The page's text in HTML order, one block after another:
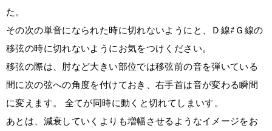
た。
その次の単音になられた時に切れないようにと、Ｄ線⇄Ｇ線の
移弦の時に切れないようにお気をつけください。
移弦の際は、肘など大きい部位では移弦前の音を弾いている
間に次の弦への角度を付けておき、右手首は音が変わる瞬間
に変えます。 全てが同時に動くと切れてしまいす。
あとは、減衰していくよりも増幅させるようなイメージをお